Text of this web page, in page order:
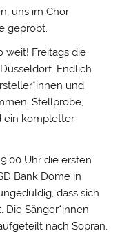
uns im Chor
geprobt.
weit! Freitags die
Endlich
und
Stellprobe,
ein kompletter
Uhr die ersten
Bank Dome in
dass sich
Die Sänger*innen
nach Sopran,